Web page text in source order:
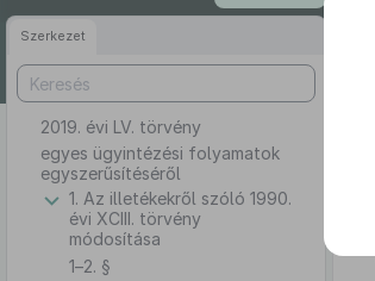
tartalomra
Szerkezet
2019. évi LV. törvény
egyes ügyintézési folyamatok
egyszerűsítéséről
1. Az illetékekről szóló 1990.
évi XCIII. törvény
módosítása
1–2. §